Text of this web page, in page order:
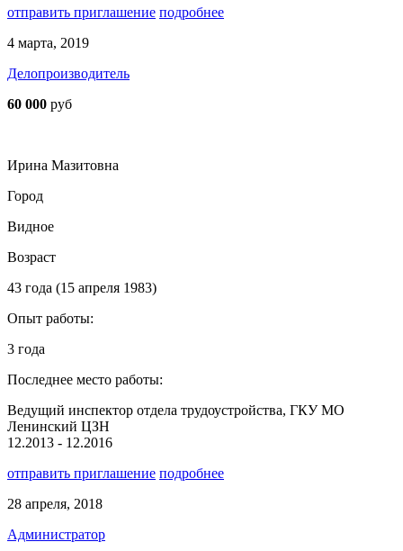
отправить приглашение подробнее
4 марта, 2019
Делопроизводитель
60 000 руб
Ирина Мазитовна
Город
Видное
Возраст
43 года (15 апреля 1983)
Опыт работы:
3 года
Последнее место работы:
Ведущий инспектор отдела трудоустройства, ГКУ МО
Ленинский ЦЗН
12.2013 - 12.2016
отправить приглашение подробнее
28 апреля, 2018
Администратор